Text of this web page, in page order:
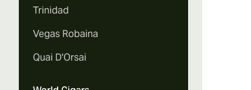
Trinidad
Vegas Robaina
Quai D'Orsai